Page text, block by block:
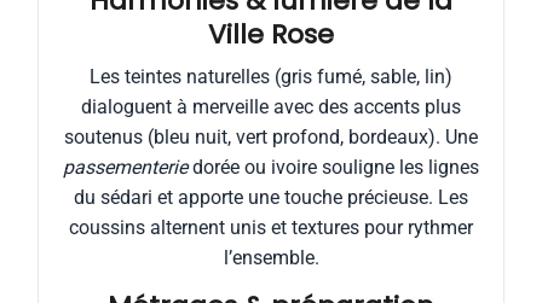
Ville Rose
Les teintes naturelles (gris fumé, sable, lin)
dialoguent à merveille avec des accents plus
soutenus (bleu nuit, vert profond, bordeaux). Une
passementeriedorée ou ivoire souligne les lignes
du sédari et apporte une touche précieuse. Les
coussins alternent unis et textures pour rythmer
l’ensemble.